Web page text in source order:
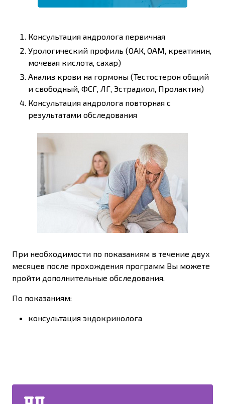
Консультация андролога первичная
Урологический профиль (ОАК, ОАМ, креатинин,
мочевая кислота, сахар)
Анализ крови на гормоны (Тестостерон общий
и свободный, ФСГ, ЛГ, Эстрадиол, Пролактин)
Консультация андролога повторная с
результатами обследования
При необходимости по показаниям в течение двух
месяцев после прохождения программ Вы можете
пройти дополнительные обследования.
По показаниям:
консультация эндокринолога